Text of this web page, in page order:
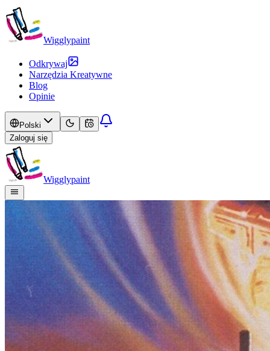
Wigglypaint
Odkrywaj
Narzędzia Kreatywne
Blog
Opinie
Polski
Zaloguj się
Wigglypaint